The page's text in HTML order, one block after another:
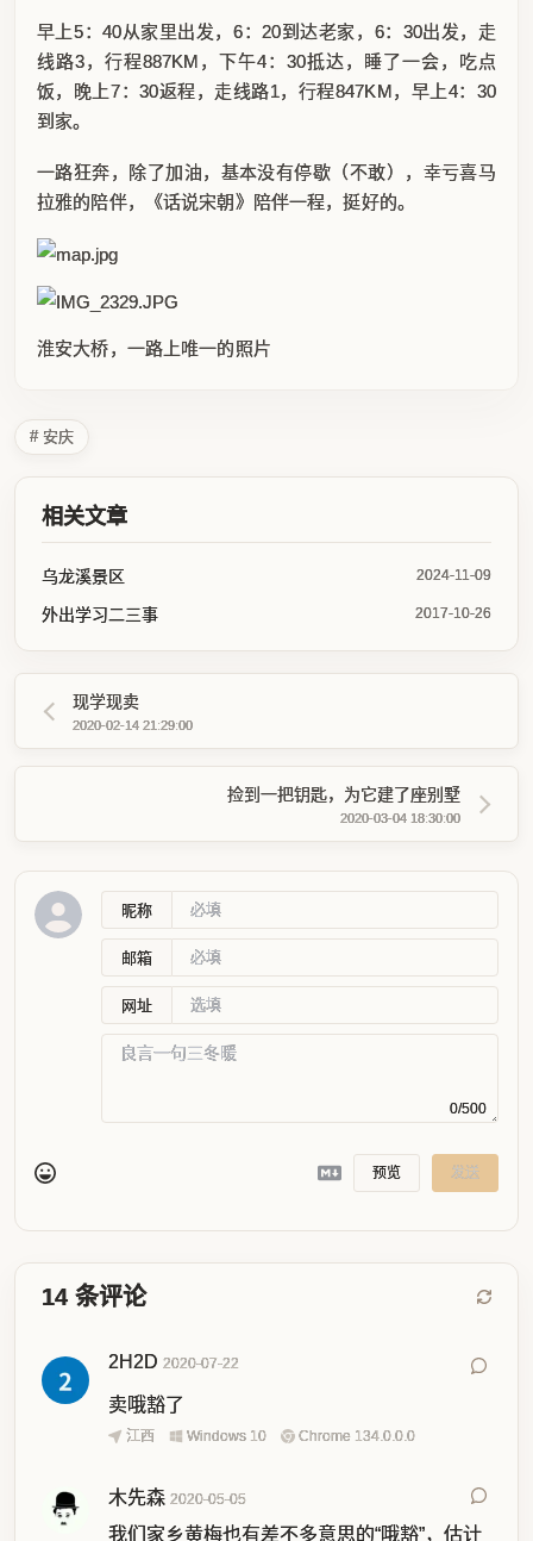
早上5：40从家里出发，6：20到达老家，6：30出发，走
线路3，行程887KM，下午4：30抵达，睡了一会，吃点
饭，晚上7：30返程，走线路1，行程847KM，早上4：30
到家。
一路狂奔，除了加油，基本没有停歇（不敢），幸亏喜马
拉雅的陪伴，《话说宋朝》陪伴一程，挺好的。
淮安大桥，一路上唯一的照片
# 安庆
相关文章
乌龙溪景区 2024-11-09
外出学习二三事 2017-10-26
现学现卖
2020-02-14 21:29:00
捡到一把钥匙，为它建了座别墅
2020-03-04 18:30:00
昵称
邮箱
网址
0/500
预览 发送
14 条评论
2H2D 2020-07-22
卖哦豁了
江西 Windows 10 Chrome 134.0.0.0
木先森 2020-05-05
我们家乡黄梅也有差不多意思的“哦豁”，估计